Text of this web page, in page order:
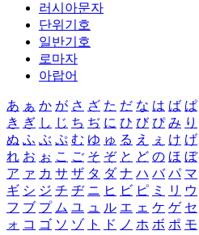
러시아문자
단위기호
일반기호
로마자
아랍어
あ ぁ か が さ ざ た だ な は ば ぱ
き ぎ し じ ち ぢ に ひ び ぴ み り
ぬ ふ ぶ ぷ む ゆ ゅ る え ぇ け げ
れ お ぉ こ ご そ ぞ と ど の ほ ぼ
ア ァ カ サ ザ タ ダ ナ ハ バ パ マ
ギ シ ジ チ ヂ ニ ヒ ビ ピ ミ リ ウ
フ ブ プ ム ユ ュ ル エ ェ ケ ゲ セ
ォ コ ゴ ソ ゾ ト ド ノ ホ ボ ポ モ